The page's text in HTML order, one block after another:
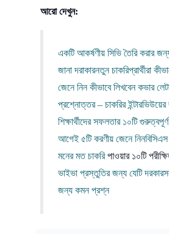
আরো দেখুন:
একটি আকর্ষণীয় সিভি তৈরি করার
জানা দরাকারনতুন চাকরিপ্রার্থীরা
জেনে নিন কীভাবে লিখবেন কভার
প্রশ্নোত্তর – চাকরির
শিক্ষার্থীদের সফলতার ১০টি গুরুত্বপূর্ণ
আগেই ৫টি করণীয় জেনে নিনবিসিএস
মনের মতচাকরিপাওয়ার ১০টি
ভাইভা প্রস্তুতির জন্য যেটি দরকার
জন্য কমন প্রশ্ন